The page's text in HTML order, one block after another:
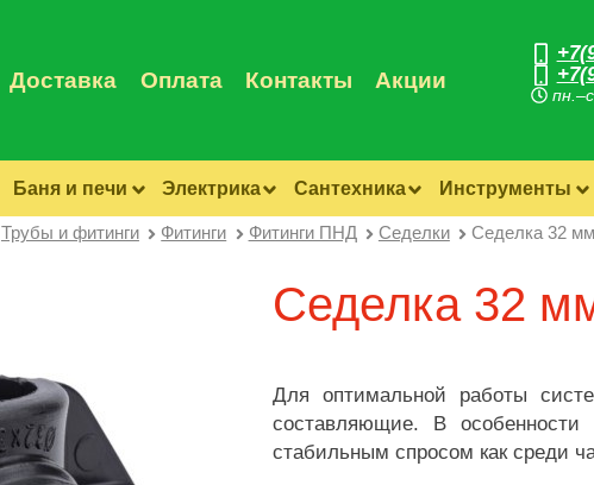
Доставка Оплата Контакты Акции
Баня и печи Электрика Сантехника Инструменты
Трубы и фитинги Фитинги Фитинги ПНД Седелки Седелка 32
Седелка 32
Для оптимальной работы
составляющие. В
стабильным спросом как среди